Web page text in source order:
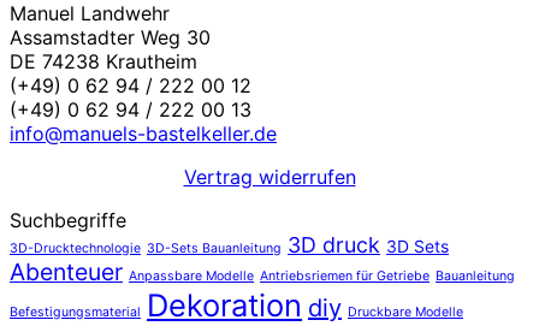
Manuel Landwehr
Assamstadter Weg 30
DE 74238 Krautheim
(+49) 0 62 94 / 222 00 12
(+49) 0 62 94 / 222 00 13
info@manuels-bastelkeller.de
Vertrag widerrufen
Suchbegriffe
3D-Drucktechnologie 3D-Sets Bauanleitung 3D druck 3D Sets
Abenteuer Anpassbare Modelle Antriebsriemen für Getriebe Bauanleitung
Befestigungsmaterial Dekoration diy Druckbare Modelle